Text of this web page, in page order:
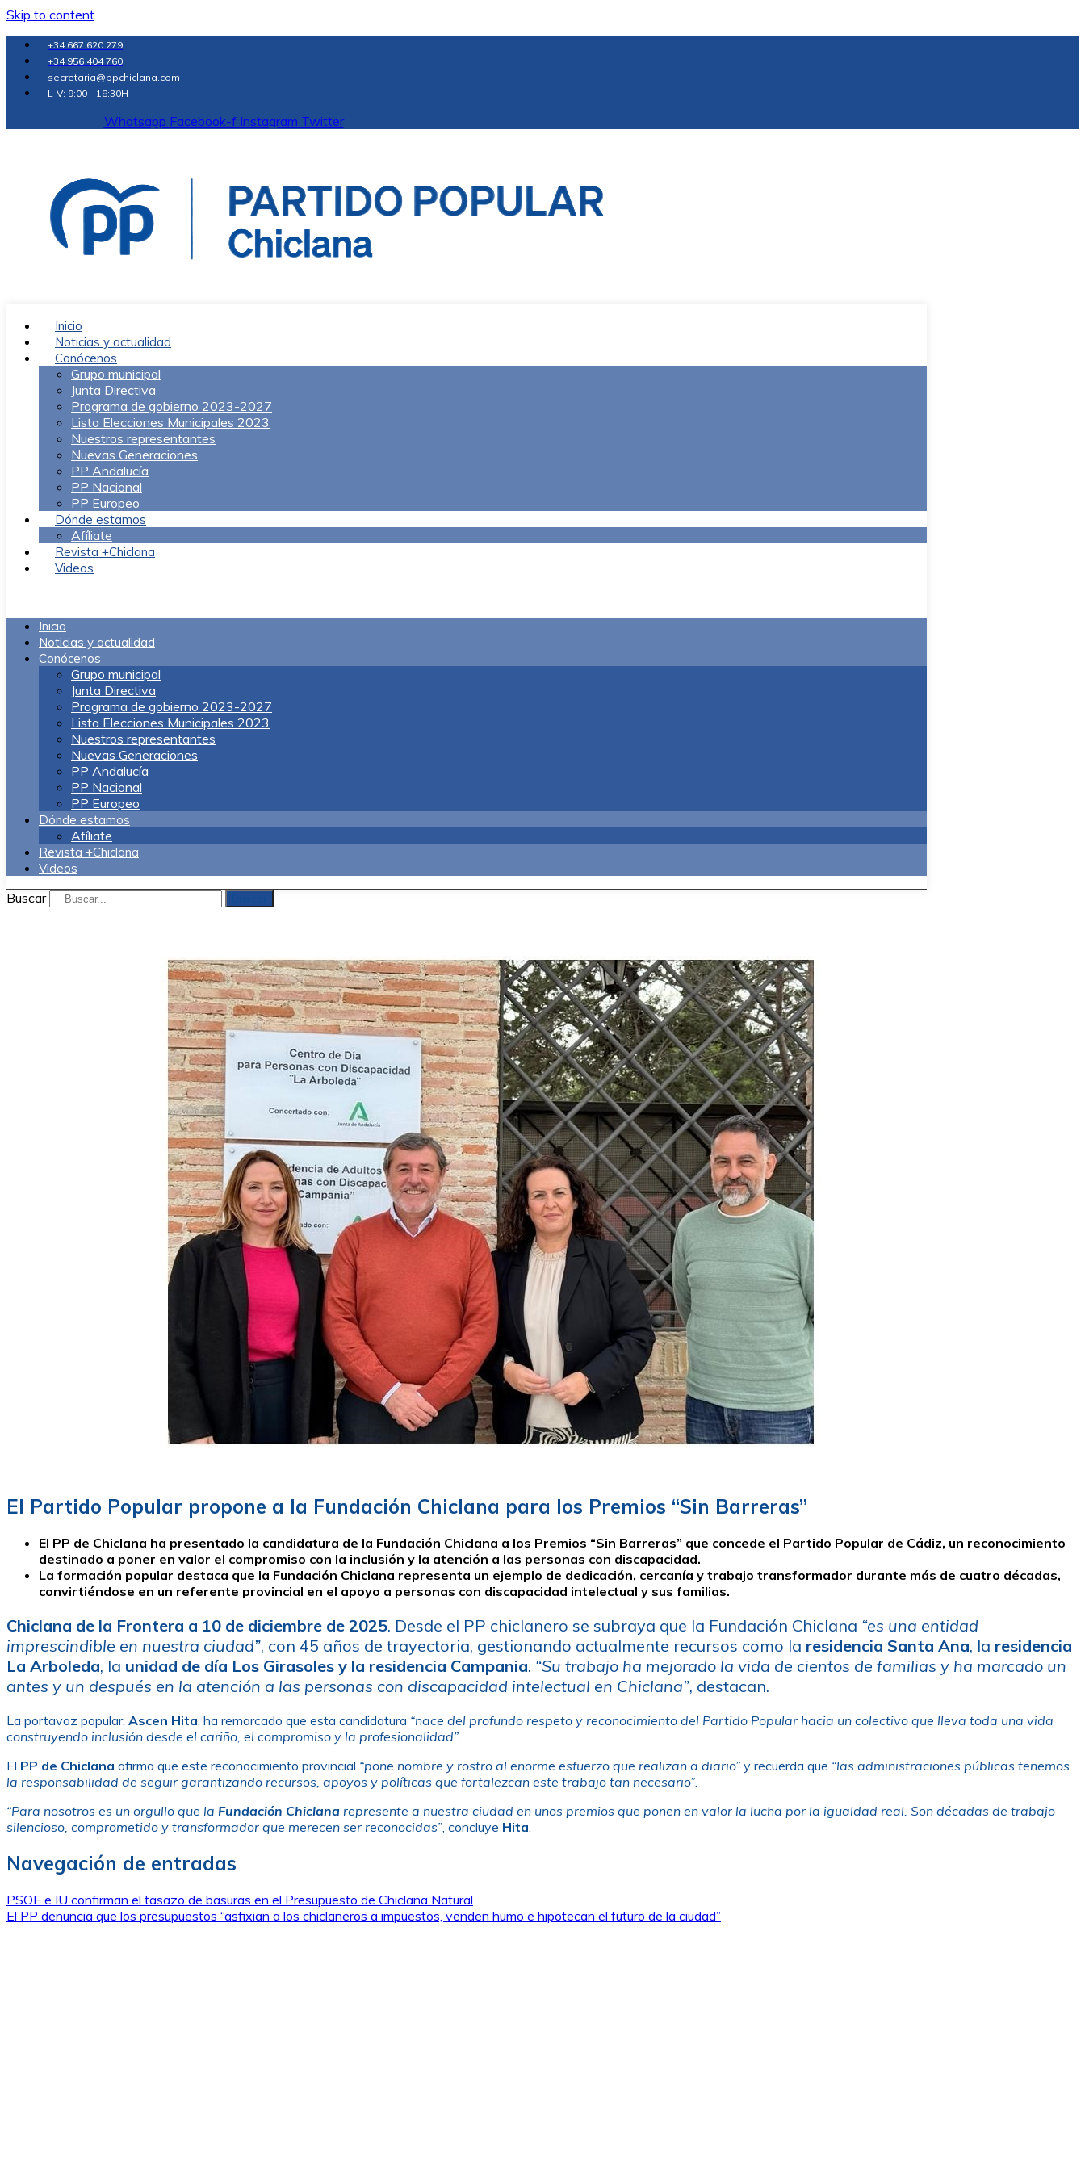
Skip to content
+34 667 620 279
+34 956 404 760
secretaria@ppchiclana.com
L-V: 9:00 - 18:30H
Whatsapp Facebook-f Instagram Twitter
Inicio
Noticias y actualidad
Conócenos
Grupo municipal
Junta Directiva
Programa de gobierno 2023-2027
Lista Elecciones Municipales 2023
Nuestros representantes
Nuevas Generaciones
PP Andalucía
PP Nacional
PP Europeo
Dónde estamos
Afíliate
Revista +Chiclana
Videos
Inicio
Noticias y actualidad
Conócenos
Grupo municipal
Junta Directiva
Programa de gobierno 2023-2027
Lista Elecciones Municipales 2023
Nuestros representantes
Nuevas Generaciones
PP Andalucía
PP Nacional
PP Europeo
Dónde estamos
Afíliate
Revista +Chiclana
Videos
Buscar
El Partido Popular propone a la Fundación Chiclana para los Premios “Sin Barreras”
El PP de Chiclana ha presentado la candidatura de la Fundación Chiclana a los Premios “Sin Barreras” que concede el Partido Popular de Cádiz, un reconocimiento
destinado a poner en valor el compromiso con la inclusión y la atención a las personas con discapacidad.
La formación popular destaca que la Fundación Chiclana representa un ejemplo de dedicación, cercanía y trabajo transformador durante más de cuatro décadas,
convirtiéndose en un referente provincial en el apoyo a personas con discapacidad intelectual y sus familias.
Chiclana de la Frontera a 10 de diciembre de 2025. Desde el PP chiclanero se subraya que la Fundación Chiclana “es una entidad
imprescindible en nuestra ciudad”, con 45 años de trayectoria, gestionando actualmente recursos como la residencia Santa Ana, la residencia
La Arboleda, la unidad de día Los Girasoles y la residencia Campania. “Su trabajo ha mejorado la vida de cientos de familias y ha marcado un
antes y un después en la atención a las personas con discapacidad intelectual en Chiclana”, destacan.
La portavoz popular, Ascen Hita , ha remarcado que esta candidatura “nace del profundo respeto y reconocimiento del Partido Popular hacia un colectivo que lleva toda una vida
construyendo inclusión desde el cariño, el compromiso y la profesionalidad”
El PP de Chiclana afirma que este reconocimiento provincial “pone nombre y rostro al enorme esfuerzo que realizan a diario” y recuerda que “las administraciones públicas tenemos
la responsabilidad de seguir garantizando recursos, apoyos y políticas que fortalezcan este trabajo tan necesario”
“Para nosotros es un orgullo que la Fundación Chiclana represente a nuestra ciudad en unos premios que ponen en valor la lucha por la igualdad real. Son décadas de trabajo
silencioso, comprometido y transformador que merecen ser reconocidas” , concluye Hita
Navegación de entradas
PSOE e IU confirman el tasazo de basuras en el Presupuesto de Chiclana Natural
El PP denuncia que los presupuestos “asfixian a los chiclaneros a impuestos, venden humo e hipotecan el futuro de la ciudad”